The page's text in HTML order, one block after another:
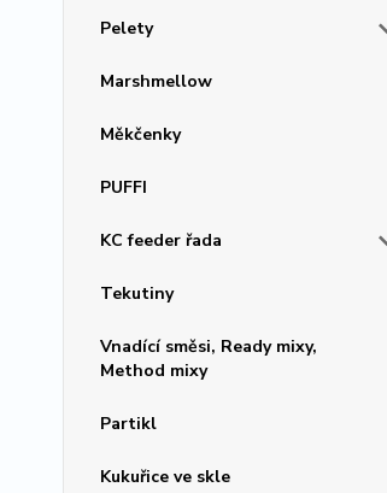
Pelety
Marshmellow
Měkčenky
PUFFI
KC feeder řada
Tekutiny
Vnadící směsi, Ready mixy,
Method mixy
Partikl
Kukuřice ve skle